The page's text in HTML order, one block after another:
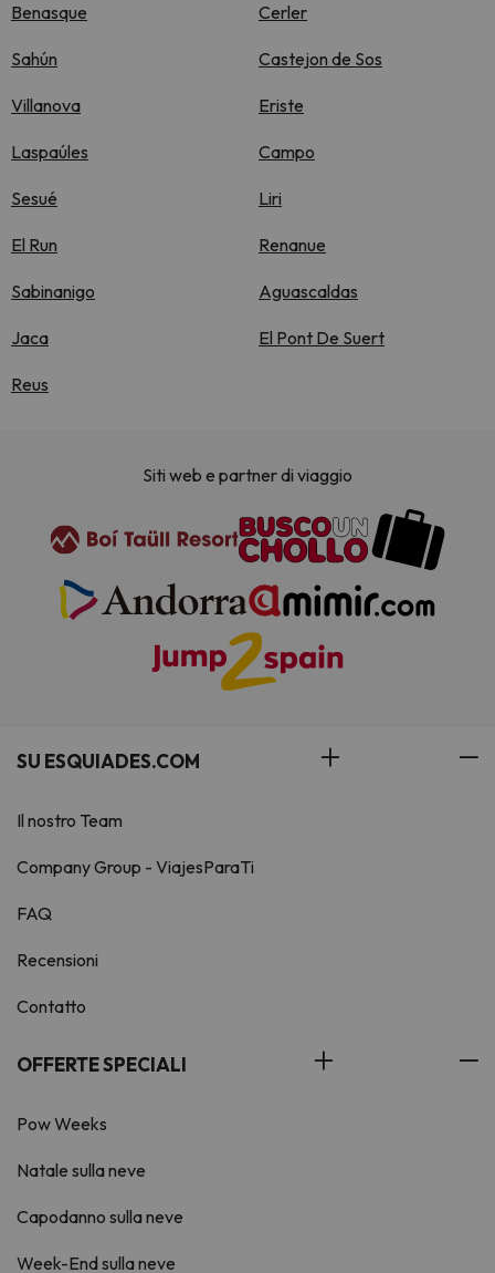
Benasque Cerler
Sahún Castejon de Sos
Villanova Eriste
Laspaúles Campo
Sesué Liri
El Run Renanue
Sabinanigo Aguascaldas
Jaca El Pont De Suert
Reus
Siti web e partner di viaggio
SU ESQUIADES.COM
Il nostro Team
Company Group - ViajesParaTi
FAQ
Recensioni
Contatto
OFFERTE SPECIALI
Pow Weeks
Natale sulla neve
Capodanno sulla neve
Week-End sulla neve